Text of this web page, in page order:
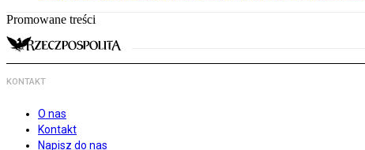
Promowane treści
KONTAKT
O nas
Kontakt
Napisz do nas